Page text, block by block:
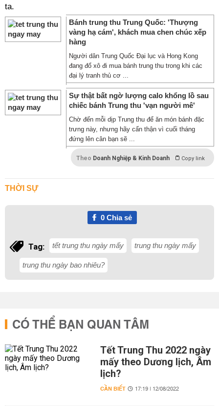
ta.
Bánh trung thu Trung Quốc: 'Thượng
vàng hạ cám', khách mua chen chúc xếp
hàng
Người dân Trung Quốc Đại lục và Hong Kong
đang đổ xô đi mua bánh trung thu trong khi các
đại lý tranh thủ cơ ...
Sự thật bất ngờ lượng calo khổng lồ sau
chiếc bánh Trung thu 'vạn người mê'
Chờ đến mỗi dịp Trung thu để ăn món bánh đặc
trưng này, nhưng hãy cẩn thận vì cuối tháng
đứng lên cân bạn sẽ ...
Theo Doanh Nghiệp & Kinh Doanh Copy link
THỜI SỰ
0Chia sẻ
Tag: tết trung thu ngày mấy trung thu ngày mấy
trung thu ngày bao nhiêu?
CÓ THỂ BẠN QUAN TÂM
Tết Trung Thu 2022 ngày
mấy theo Dương lịch, Âm
lịch?
CẦN BIẾT 17:19 | 12/08/2022